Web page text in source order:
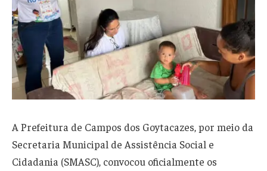
A Prefeitura de Campos dos Goytacazes, por meio da
Secretaria Municipal de Assistência Social e
Cidadania (SMASC), convocou oficialmente os